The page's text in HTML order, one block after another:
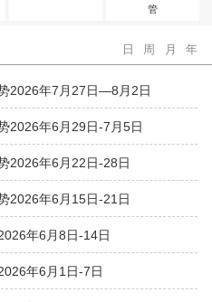
管
日 周 月 年
2026年7月27日—8月2日
2026年6月29日-7月5日
2026年6月22日-28日
2026年6月15日-21日
年6月8日-14日
年6月1日-7日